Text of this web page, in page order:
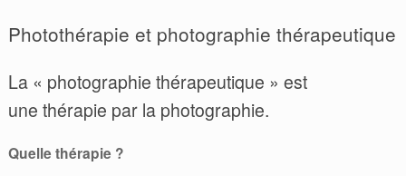
Photothérapie et photographie thérapeutique
La « photographie thérapeutique » est
une thérapie par la photographie.
Quelle thérapie ?